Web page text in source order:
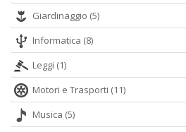
Giardinaggio (5)
Informatica (8)
Leggi (1)
Motori e Trasporti (11)
Musica (5)